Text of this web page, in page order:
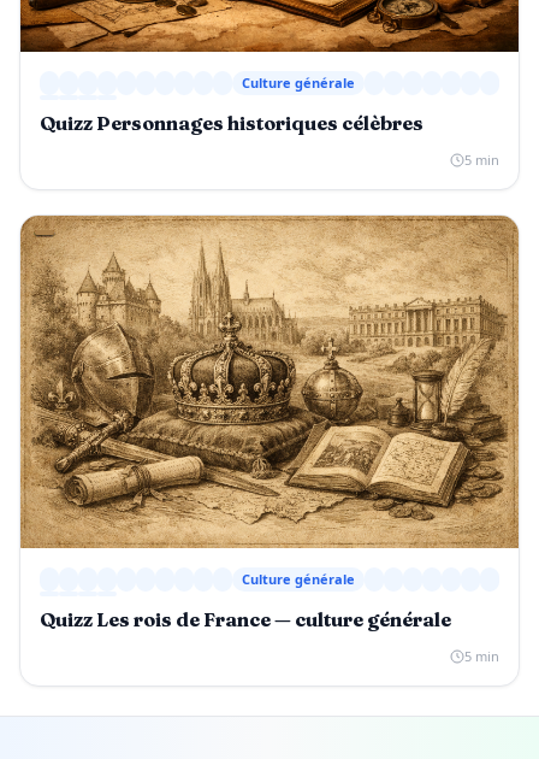
Culture générale
Quizz Personnages historiques célèbres
5 min
Culture générale
Quizz Les rois de France — culture générale
5 min